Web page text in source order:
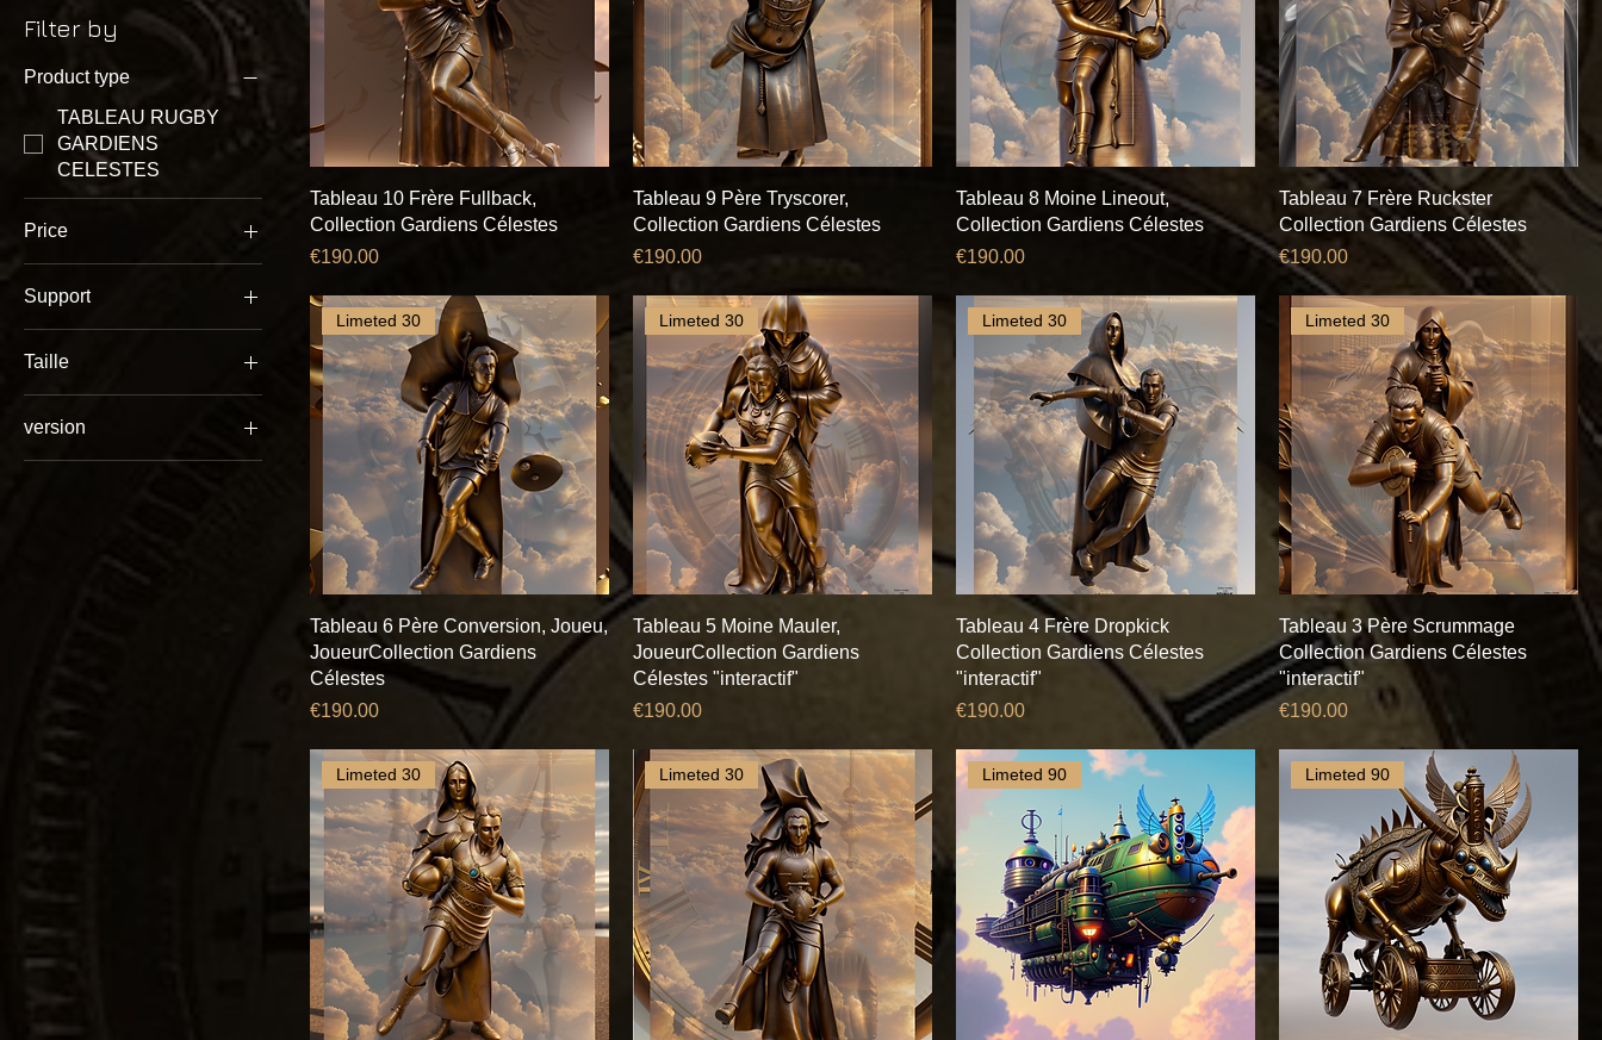
Filter by
Product type
TABLEAU RUGBY
GARDIENS
CELESTES
Price
€99 €190
Support
verre acylique
Taille
45x60cm
version
Tableau 10 Frère Fullback,
Collection Gardiens Célestes
Price
€190.00
Tableau 9 Père Tryscorer,
Collection Gardiens Célestes
Price
€190.00
Tableau 8 Moine Lineout,
Collection Gardiens Célestes
Price
€190.00
Tableau 7 Frère Ruckster
Collection Gardiens Célestes
Price
€190.00
Limeted 30
Tableau 6 Père Conversion, Joueu,
JoueurCollection Gardiens
Célestes
Price
€190.00
Limeted 30
Tableau 5 Moine Mauler,
JoueurCollection Gardiens
Célestes "interactif"
Price
€190.00
Limeted 30
Tableau 4 Frère Dropkick
Collection Gardiens Célestes
"interactif"
Price
€190.00
Limeted 30
Tableau 3 Père Scrummage
Collection Gardiens Célestes
"interactif"
Price
€190.00
Limeted 30 Limeted 30 Limeted 90 Limeted 90